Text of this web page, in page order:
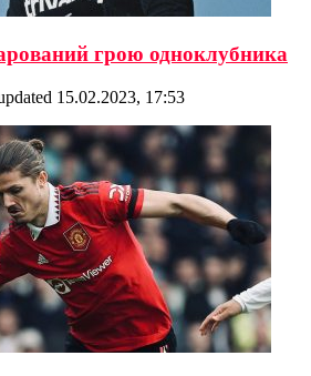
грою одноклубника
15.02.2023, 17:53